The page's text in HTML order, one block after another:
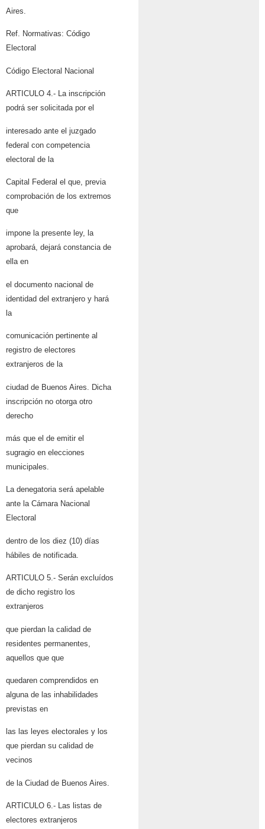
Aires.
Ref. Normativas: Código
Electoral
Código Electoral Nacional
ARTICULO 4.- La inscripción
podrá ser solicitada por el
interesado ante el juzgado
federal con competencia
electoral de la
Capital Federal el que, previa
comprobación de los extremos
que
impone la presente ley, la
aprobará, dejará constancia de
ella en
el documento nacional de
identidad del extranjero y hará
la
comunicación pertinente al
registro de electores
extranjeros de la
ciudad de Buenos Aires. Dicha
inscripción no otorga otro
derecho
más que el de emitir el
sugragio en elecciones
municipales.
La denegatoria será apelable
ante la Cámara Nacional
Electoral
dentro de los diez (10) días
hábiles de notificada.
ARTICULO 5.- Serán excluídos
de dicho registro los
extranjeros
que pierdan la calidad de
residentes permanentes,
aquellos que que
quedaren comprendidos en
alguna de las inhabilidades
previstas en
las las leyes electorales y los
que pierdan su calidad de
vecinos
de la Ciudad de Buenos Aires.
ARTICULO 6.- Las listas de
electores extranjeros